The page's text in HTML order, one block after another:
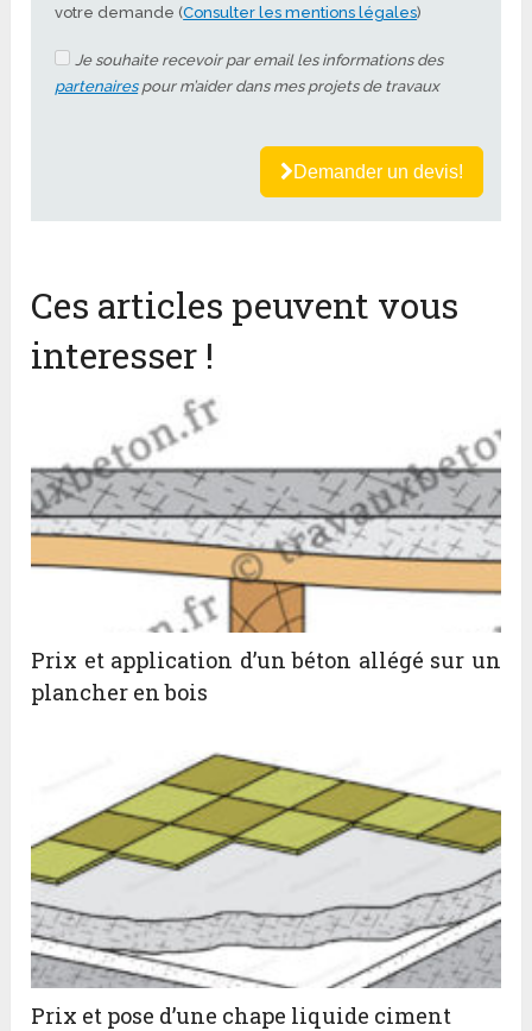
votre demande (Consulter les mentions légales)
Je souhaite recevoir par email les informations des
partenairespour m’aider dans mes projets de travaux
Demander un devis!
Ces articles peuvent vous
interesser !
Prix et application d’un béton allégé sur un
plancher en bois
Prix et pose d’une chape liquide ciment